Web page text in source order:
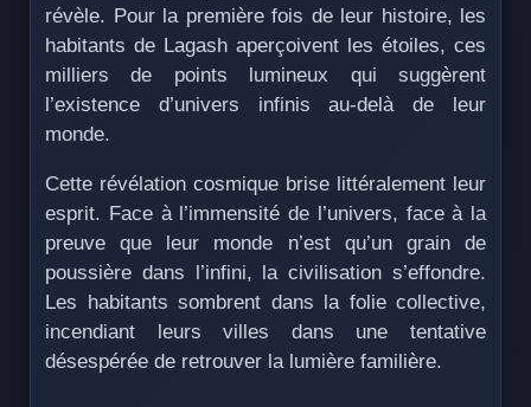
révèle. Pour la première fois de leur histoire, les
habitants de Lagash aperçoivent les étoiles, ces
milliers de points lumineux qui suggèrent
l’existence d’univers infinis au-delà de leur
monde.
Cette révélation cosmique brise littéralement leur
esprit. Face à l’immensité de l’univers, face à la
preuve que leur monde n’est qu’un grain de
poussière dans l’infini, la civilisation s’effondre.
Les habitants sombrent dans la folie collective,
incendiant leurs villes dans une tentative
désespérée de retrouver la lumière familière.